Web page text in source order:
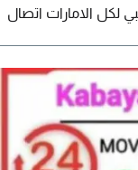
لكل الامارات اتصال